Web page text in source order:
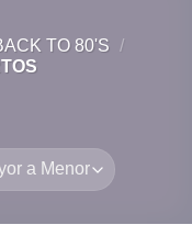
TO 80'S /